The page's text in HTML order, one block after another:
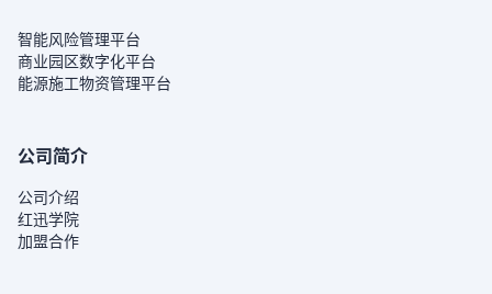
智能风险管理平台
商业园区数字化平台
能源施工物资管理平台
公司简介
公司介绍
红迅学院
加盟合作